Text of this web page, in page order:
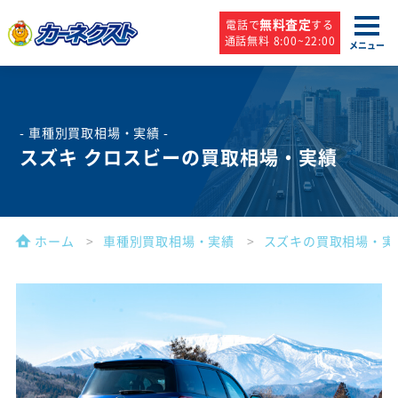
電話で無料査定する
通話無料 8:00~22:00
メニュー
- 車種別買取相場・実績 -
スズキ クロスビーの買取相場・実績
ホーム 車種別買取相場・実績 スズキの買取相場・